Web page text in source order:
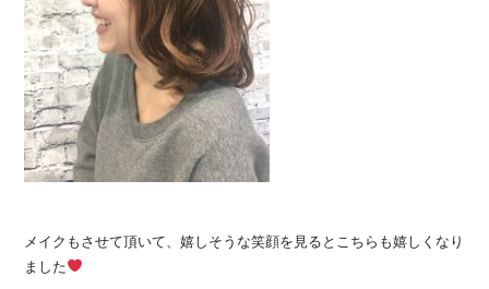
メイクもさせて頂いて、嬉しそうな笑顔を見るとこちらも嬉しくなり
ました